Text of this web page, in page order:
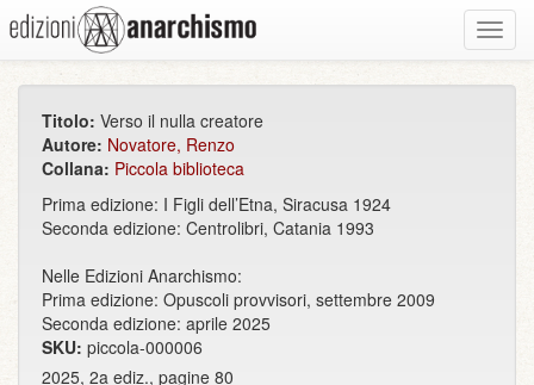
Titolo: Verso il nulla creatore
Autore: Novatore, Renzo
Collana: Piccola biblioteca
Prima edizione: I Figli dell’Etna, Siracusa 1924
Seconda edizione: Centrolibri, Catania 1993
Nelle Edizioni Anarchismo:
Prima edizione: Opuscoli provvisori, settembre 2009
Seconda edizione: aprile 2025
SKU: piccola-000006
2025, 2a ediz., pagine 80